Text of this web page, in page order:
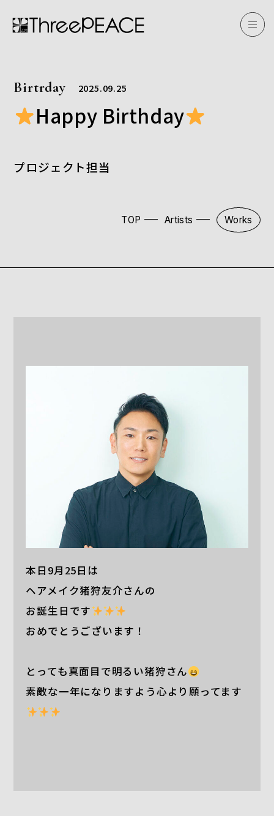
Birtrday 2025.09.25
Happy Birthday
プロジェクト担当
TOP Artists Works
本日9月25日は
ヘアメイク猪狩友介さんの
お誕生日です
おめでとうございます！
とっても真面目で明るい猪狩さん
素敵な一年になりますよう心より願ってます